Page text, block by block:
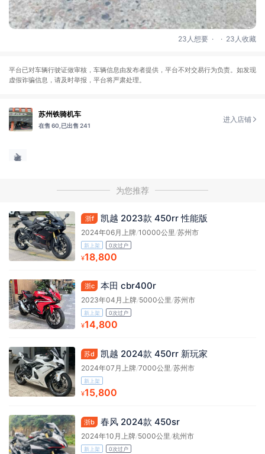
23人想要 . . 23人收藏
平台已对车辆行驶证做审核，车辆信息由发布者提供，平台不对交易行为负责。如发现
虚假诈骗信息，请及时举报，平台将严肃处理。
苏州铁骑机车
在售 60, 已出售 241
进入店铺
为您推荐
浙f 凯越 2023款 450rr 性能版
2024年06月上牌/10000公里 /苏州市
新上架 0次过户
¥18,800
浙c 本田 cbr400r
2023年04月上牌/5000公里/苏州市
新上架 0次过户
¥14,800
苏d 凯越 2024款 450rr 新玩家
2024年07月上牌/7000公里/苏州市
新上架
¥15,800
浙b 春风 2024款 450sr
2024年10月上牌/5000公里/杭州市
新上架 0次过户